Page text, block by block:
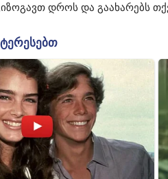
დროს და გაახარებს